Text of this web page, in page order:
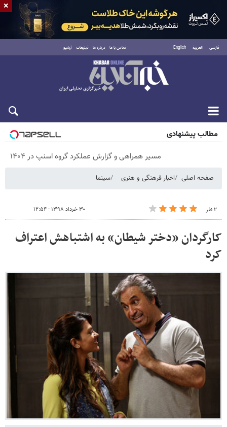
فارسی العربية English تماس با ما درباره ما تبلیغات آرشیو
پنجشنبه ۱۵ مرداد ۱۴۰۵
مطالب پیشنهادی
مسیر همراهی و گزارش عملکرد گروه اسنپ در ۱۴۰۴
صفحه اصلی اخبار فرهنگی و هنری سینما
۲ نفر ۳۰ خرداد ۱۳۹۸ - ۱۲:۵۴
کارگردان «دختر شیطان» به اشتباهش اعتراف
کرد
×